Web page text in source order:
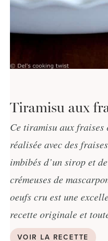
Tiramisu aux
Ce tiramisu aux fraises
réalisée avec des
imbibés d’un sirop et
crémeuses de
oeufs cru est une
recette originale et
VOIR LA RECETTE